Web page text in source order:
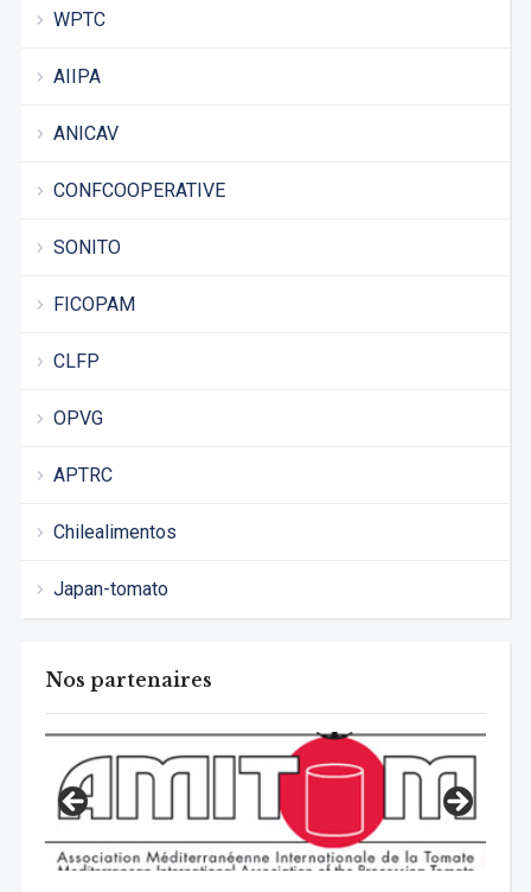
WPTC
AIIPA
ANICAV
CONFCOOPERATIVE
SONITO
FICOPAM
CLFP
OPVG
APTRC
Chilealimentos
Japan-tomato
Nos partenaires